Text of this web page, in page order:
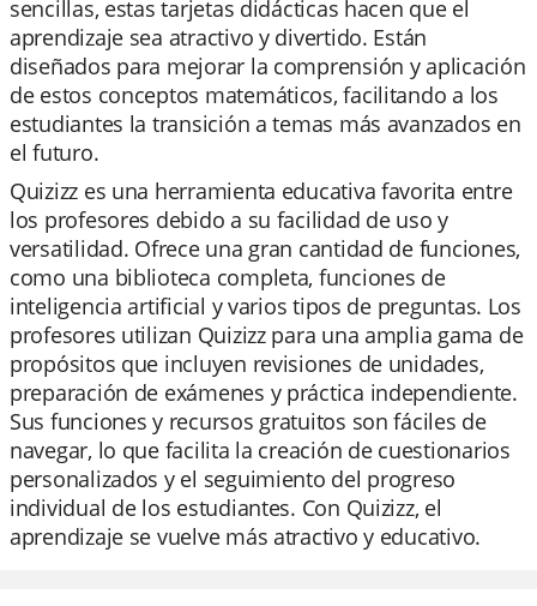
sencillas, estas tarjetas didácticas hacen que el
aprendizaje sea atractivo y divertido. Están
diseñados para mejorar la comprensión y aplicación
de estos conceptos matemáticos, facilitando a los
estudiantes la transición a temas más avanzados en
el futuro.
Quizizz es una herramienta educativa favorita entre
los profesores debido a su facilidad de uso y
versatilidad. Ofrece una gran cantidad de funciones,
como una biblioteca completa, funciones de
inteligencia artificial y varios tipos de preguntas. Los
profesores utilizan Quizizz para una amplia gama de
propósitos que incluyen revisiones de unidades,
preparación de exámenes y práctica independiente.
Sus funciones y recursos gratuitos son fáciles de
navegar, lo que facilita la creación de cuestionarios
personalizados y el seguimiento del progreso
individual de los estudiantes. Con Quizizz, el
aprendizaje se vuelve más atractivo y educativo.